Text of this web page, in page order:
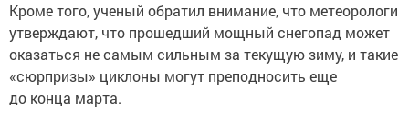
Кроме того, ученый обратил внимание, что метеорологи
утверждают, что прошедший мощный снегопад может
оказаться не самым сильным за текущую зиму, и такие
«сюрпризы» циклоны могут преподносить еще
до конца марта.